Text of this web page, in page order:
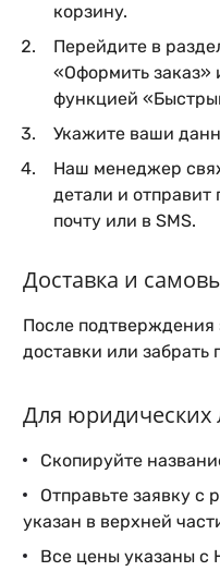
корзину.
Перейдите в
«Оформить заказ»
функцией
Укажите ваши
Наш менеджер
детали и отправит
почту или в SMS.
Доставка и
После подтверждения
доставки или забрать
Для юридических
Скопируйте
Отправьте заявку с
указан в верхней
Все цены указаны с